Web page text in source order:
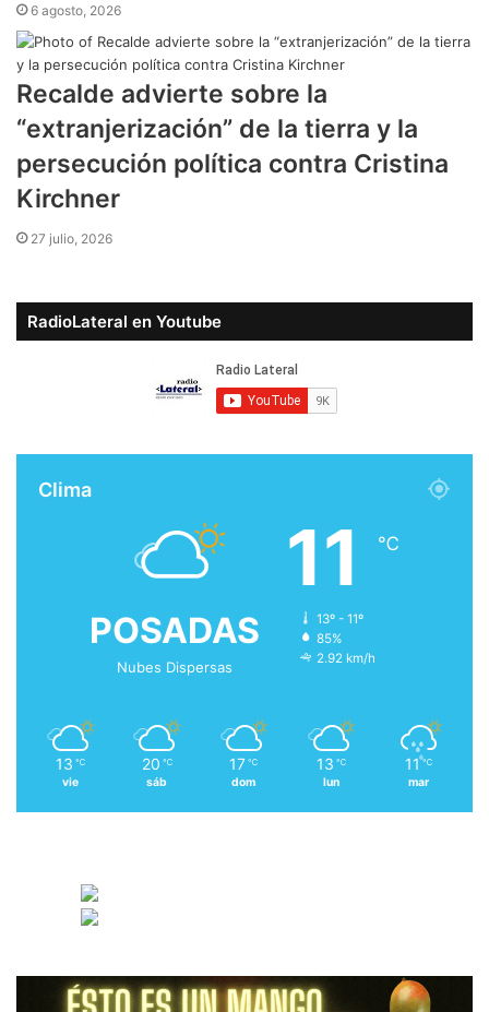
6 agosto, 2026
Recalde advierte sobre la
“extranjerización” de la tierra y la
persecución política contra Cristina
Kirchner
27 julio, 2026
RadioLateral en Youtube
Clima
POSADAS
Nubes Dispersas
11 ℃
13º - 11º
85%
2.92 km/h
13 ℃
vie
20 ℃
sáb
17 ℃
dom
13 ℃
lun
11 ℃
mar